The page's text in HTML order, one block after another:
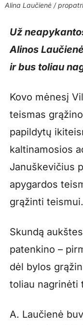
Alina Laučienė /
Už
Alinos
ir bus toliau
Kovo mėnesį
teismas
papildytų
kaltinamosios
Januškevičius
apygardos
grąžinti teismui.
Skundą
patenkino –
dėl bylos
toliau nagrinėti
A. Laučienė